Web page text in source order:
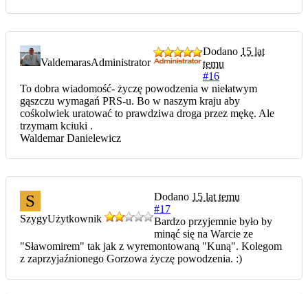
ValdemarasAdministrator
Dodano 15 lat
temu
#16
To dobra wiadomość- życzę powodzenia w niełatwym
gąszczu wymagań PRS-u. Bo w naszym kraju aby
cośkolwiek uratować to prawdziwa droga przez mękę. Ale
trzymam kciuki .
Waldemar Danielewicz
S
SzygyUżytkownik
Dodano 15 lat temu
#17
Bardzo przyjemnie było by
minąć się na Warcie ze
"Sławomirem" tak jak z wyremontowaną "Kuną". Kolegom
z zaprzyjaźnionego Gorzowa życzę powodzenia. :)